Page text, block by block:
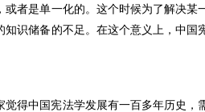
者是单一化的。这个时候为了解决某
识储备的不足。在这个意义上，中国
得中国宪法学发展有一百多年历史，